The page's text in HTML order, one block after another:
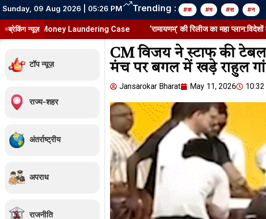
Sunday, 09 Aug 2026 | 05:26 PM Trending : #क #म #स #न
ब्रेकिंग न्यूज़Laundering Case ‘रामायणम्’ की रिलीज का महा प्लान:विदेशों में 50 हजार
टॉप न्यूज़
राज्य-शहर
अंतर्राष्ट्रीय
अपराध
राजनीति
CM विजय ने स्टाफ की
मंच पर बगल में खड़े राहुल
Jansarokar Bharat May 11, 2026
में
3…